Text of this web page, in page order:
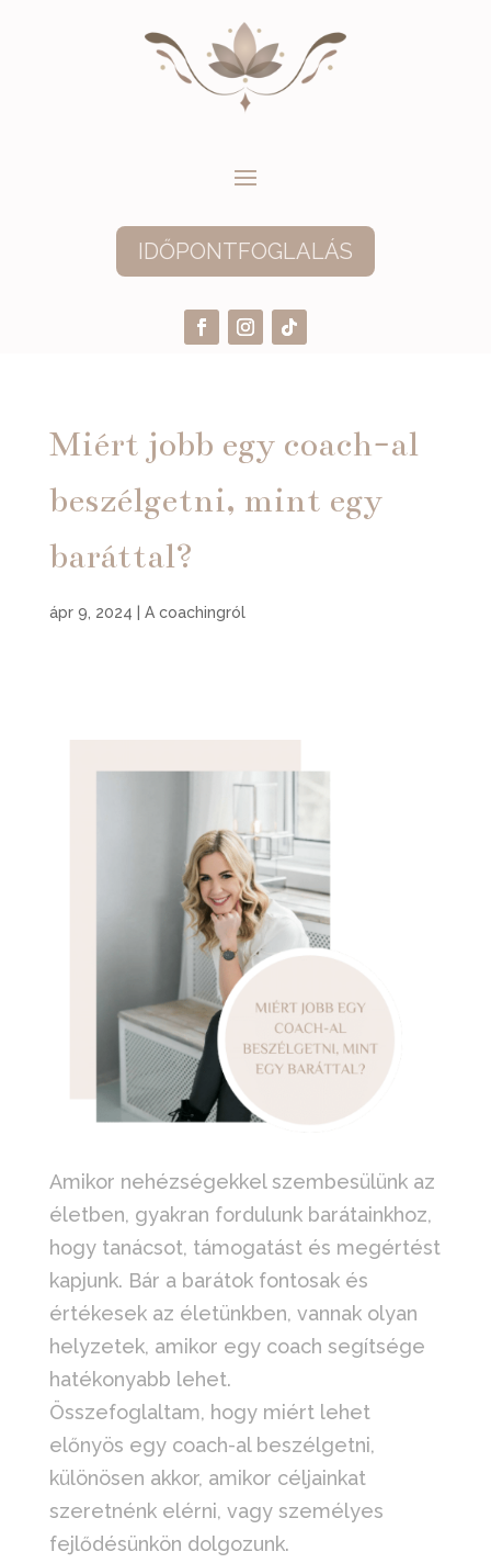
IDŐPONTFOGLALÁS
Miért jobb egy coach-al
beszélgetni, mint egy
baráttal?
ápr 9, 2024 | A coachingról
Amikor nehézségekkel szembesülünk az
életben, gyakran fordulunk barátainkhoz,
hogy tanácsot, támogatást és megértést
kapjunk. Bár a barátok fontosak és
értékesek az életünkben, vannak olyan
helyzetek, amikor egy coach segítsége
hatékonyabb lehet.
Összefoglaltam, hogy miért lehet
előnyös egy coach-al beszélgetni,
különösen akkor, amikor céljainkat
szeretnénk elérni, vagy személyes
fejlődésünkön dolgozunk.